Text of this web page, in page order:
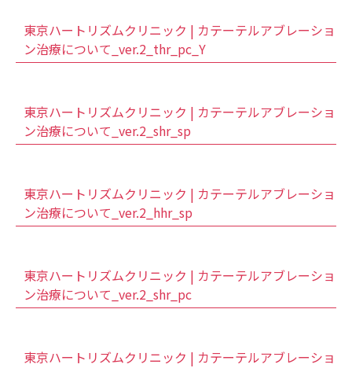
東京ハートリズムクリニック | カテーテルアブレーショ
ン治療について_ver.2_thr_pc_Y
東京ハートリズムクリニック | カテーテルアブレーショ
ン治療について_ver.2_shr_sp
東京ハートリズムクリニック | カテーテルアブレーショ
ン治療について_ver.2_hhr_sp
東京ハートリズムクリニック | カテーテルアブレーショ
ン治療について_ver.2_shr_pc
東京ハートリズムクリニック | カテーテルアブレーショ